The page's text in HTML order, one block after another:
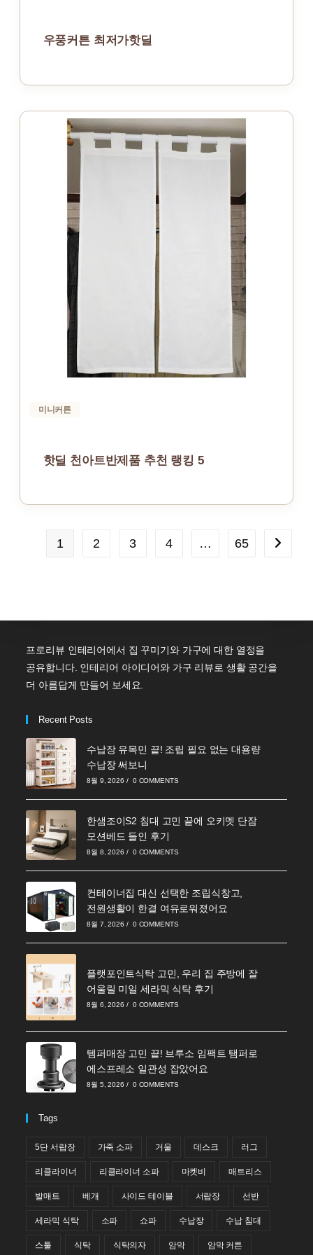
우풍커튼 최저가핫딜
미니커튼
핫딜 천아트반제품 추천 랭킹 5
1 2 3 4 … 65 Go to
프로리뷰 인테리어에서 집 꾸미기와 가구에 대한 열정을
공유합니다. 인테리어 아이디어와 가구 리뷰로 생활 공간을
더 아름답게 만들어 보세요.
Recent Posts
수납장 유목민 끝! 조립 필요 없는 대용량
수납장 써보니
8월 9, 2026 / 0 COMMENTS
한샘조이S2 침대 고민 끝에 오키멧 단잠
모션베드 들인 후기
8월 8, 2026 / 0 COMMENTS
컨테이너집 대신 선택한 조립식창고,
전원생활이 한결 여유로워졌어요
8월 7, 2026 / 0 COMMENTS
플랫포인트식탁 고민, 우리 집 주방에 잘
어울릴 미일 세라믹 식탁 후기
8월 6, 2026 / 0 COMMENTS
템퍼매장 고민 끝! 브루소 임팩트 탬퍼로
에스프레소 일관성 잡았어요
8월 5, 2026 / 0 COMMENTS
Tags
5단 서랍장 가죽 소파 거울 데스크 러그
리클라이너 리클라이너 소파 마켓비 매트리스
발매트 베개 사이드 테이블 서랍장 선반
세라믹 식탁 소파 쇼파 수납장 수납 침대
스툴 식탁 식탁의자 암막 암막 커튼